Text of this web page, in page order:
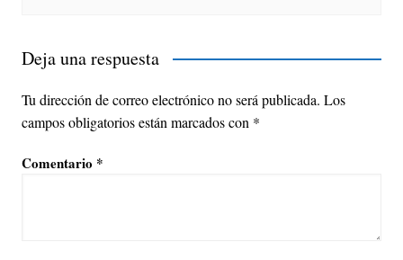
Deja una respuesta
Tu dirección de correo electrónico no será publicada. Los
campos obligatorios están marcados con *
Comentario *